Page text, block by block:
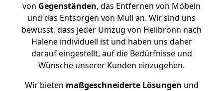
von Gegenständen, das Entfernen von Möbeln
und das Entsorgen von Müll an. Wir sind uns
bewusst, dass jeder Umzug von Heilbronn nach
Halene individuell ist und haben uns daher
darauf eingestellt, auf die Bedürfnisse und
Wünsche unserer Kunden einzugehen.
Wir bieten maßgeschneiderte Lösungen und